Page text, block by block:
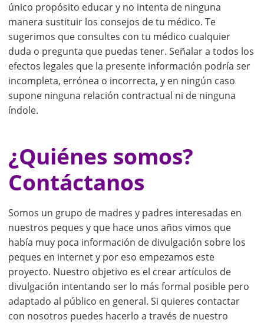
único propósito educar y no intenta de ninguna
manera sustituir los consejos de tu médico. Te
sugerimos que consultes con tu médico cualquier
duda o pregunta que puedas tener. Señalar a todos los
efectos legales que la presente información podría ser
incompleta, errónea o incorrecta, y en ningún caso
supone ninguna relación contractual ni de ninguna
índole.
¿Quiénes somos?
Contáctanos
Somos un grupo de madres y padres interesadas en
nuestros peques y que hace unos años vimos que
había muy poca información de divulgación sobre los
peques en internet y por eso empezamos este
proyecto. Nuestro objetivo es el crear artículos de
divulgación intentando ser lo más formal posible pero
adaptado al público en general. Si quieres contactar
con nosotros puedes hacerlo a través de nuestro